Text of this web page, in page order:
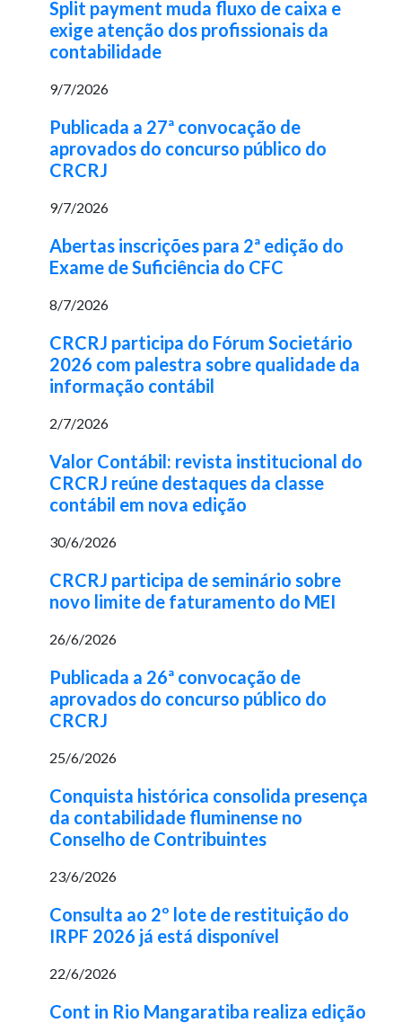
Split payment muda fluxo de caixa e
exige atenção dos profissionais da
contabilidade
9/7/2026
Publicada a 27ª convocação de
aprovados do concurso público do
CRCRJ
9/7/2026
Abertas inscrições para 2ª edição do
Exame de Suficiência do CFC
8/7/2026
CRCRJ participa do Fórum Societário
2026 com palestra sobre qualidade da
informação contábil
2/7/2026
Valor Contábil: revista institucional do
CRCRJ reúne destaques da classe
contábil em nova edição
30/6/2026
CRCRJ participa de seminário sobre
novo limite de faturamento do MEI
26/6/2026
Publicada a 26ª convocação de
aprovados do concurso público do
CRCRJ
25/6/2026
Conquista histórica consolida presença
da contabilidade fluminense no
Conselho de Contribuintes
23/6/2026
Consulta ao 2º lote de restituição do
IRPF 2026 já está disponível
22/6/2026
Cont in Rio Mangaratiba realiza edição